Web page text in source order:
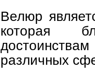
Велюр
которая
различных